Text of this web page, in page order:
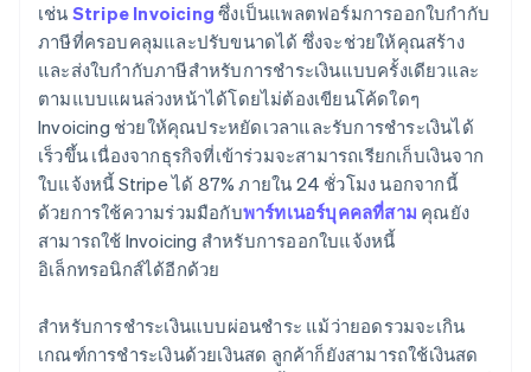
เช่น Stripe Invoicing ซึ่งเป็นแพลตฟอร์มการออกใบกำกับ
ภาษีที่ครอบคลุมและปรับขนาดได้ ซึ่งจะช่วยให้คุณสร้าง
และส่งใบกำกับภาษีสําหรับการชําระเงินแบบครั้งเดียวและ
ตามแบบแผนล่วงหน้าได้โดยไม่ต้องเขียนโค้ดใดๆ
Invoicing ช่วยให้คุณประหยัดเวลาและรับการชําระเงินได้
เร็วขึ้น เนื่องจากธุรกิจที่เข้าร่วมจะสามารถเรียกเก็บเงินจาก
ใบแจ้งหนี้ Stripe ได้ 87% ภายใน 24 ชั่วโมง นอกจากนี้
ด้วยการใช้ความร่วมมือกับพาร์ทเนอร์บุคคลที่สาม คุณยัง
สามารถใช้ Invoicing สําหรับการออกใบแจ้งหนี้
อิเล็กทรอนิกส์ได้อีกด้วย
สําหรับการชําระเงินแบบผ่อนชําระ แม้ว่ายอดรวมจะเกิน
เกณฑ์การชําระเงินด้วยเงินสด ลูกค้าก็ยังสามารถใช้เงินสด
กรีซ
English